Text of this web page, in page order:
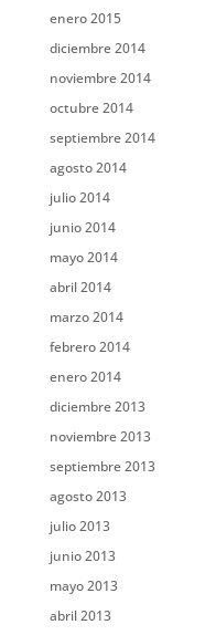
enero 2015
diciembre 2014
noviembre 2014
octubre 2014
septiembre 2014
agosto 2014
julio 2014
junio 2014
mayo 2014
abril 2014
marzo 2014
febrero 2014
enero 2014
diciembre 2013
noviembre 2013
septiembre 2013
agosto 2013
julio 2013
junio 2013
mayo 2013
abril 2013